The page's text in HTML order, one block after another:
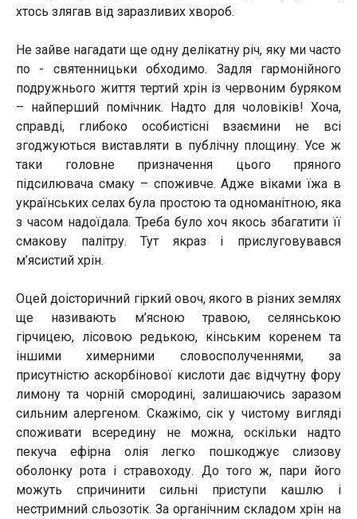
хтось злягав від заразливих хвороб.
Не зайве нагадати ще одну делікатну річ, яку ми часто
по - святенницьки обходимо. Задля гармонійного
подружнього життя тертий хрін із червоним буряком
– найперший помічник. Надто для чоловіків! Хоча,
справді, глибоко особистісні взаємини не всі
згоджуються виставляти в публічну площину. Усе ж
таки головне призначення цього пряного
підсилювача смаку – споживче. Адже віками їжа в
українських селах була простою та одноманітною, яка
з часом надоїдала. Треба було хоч якось збагатити її
смакову палітру. Тут якраз і прислуговувався
м’ясистий хрін.
Оцей доісторичний гіркий овоч, якого в різних землях
ще називають м’ясною травою, селянською
гірчицею, лісовою редькою, кінським коренем та
іншими химерними словосполученнями, за
присутністю аскорбінової кислоти дає відчутну фору
лимону та чорній смородині, залишаючись заразом
сильним алергеном. Скажімо, сік у чистому вигляді
споживати всередину не можна, оскільки надто
пекуча ефірна олія легко пошкоджує слизову
оболонку рота і стравоходу. До того ж, пари його
можуть спричинити сильні приступи кашлю і
нестримний сльозотік. За органічним складом хрін на